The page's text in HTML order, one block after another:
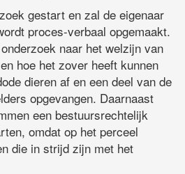
gestart en zal de eigenaar
proces-verbaal opgemaakt.
naar het welzijn van
hoe het zover heeft kunnen
dieren af en een deel van de
opgevangen. Daarnaast
een bestuursrechtelijk
omdat op het perceel
die in strijd zijn met het